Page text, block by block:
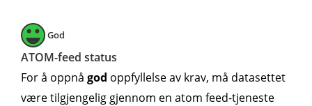
God
ATOM-feed status
For å oppnå god oppfyllelse av krav, må datasettet
være tilgjengelig gjennom en atom feed-tjeneste